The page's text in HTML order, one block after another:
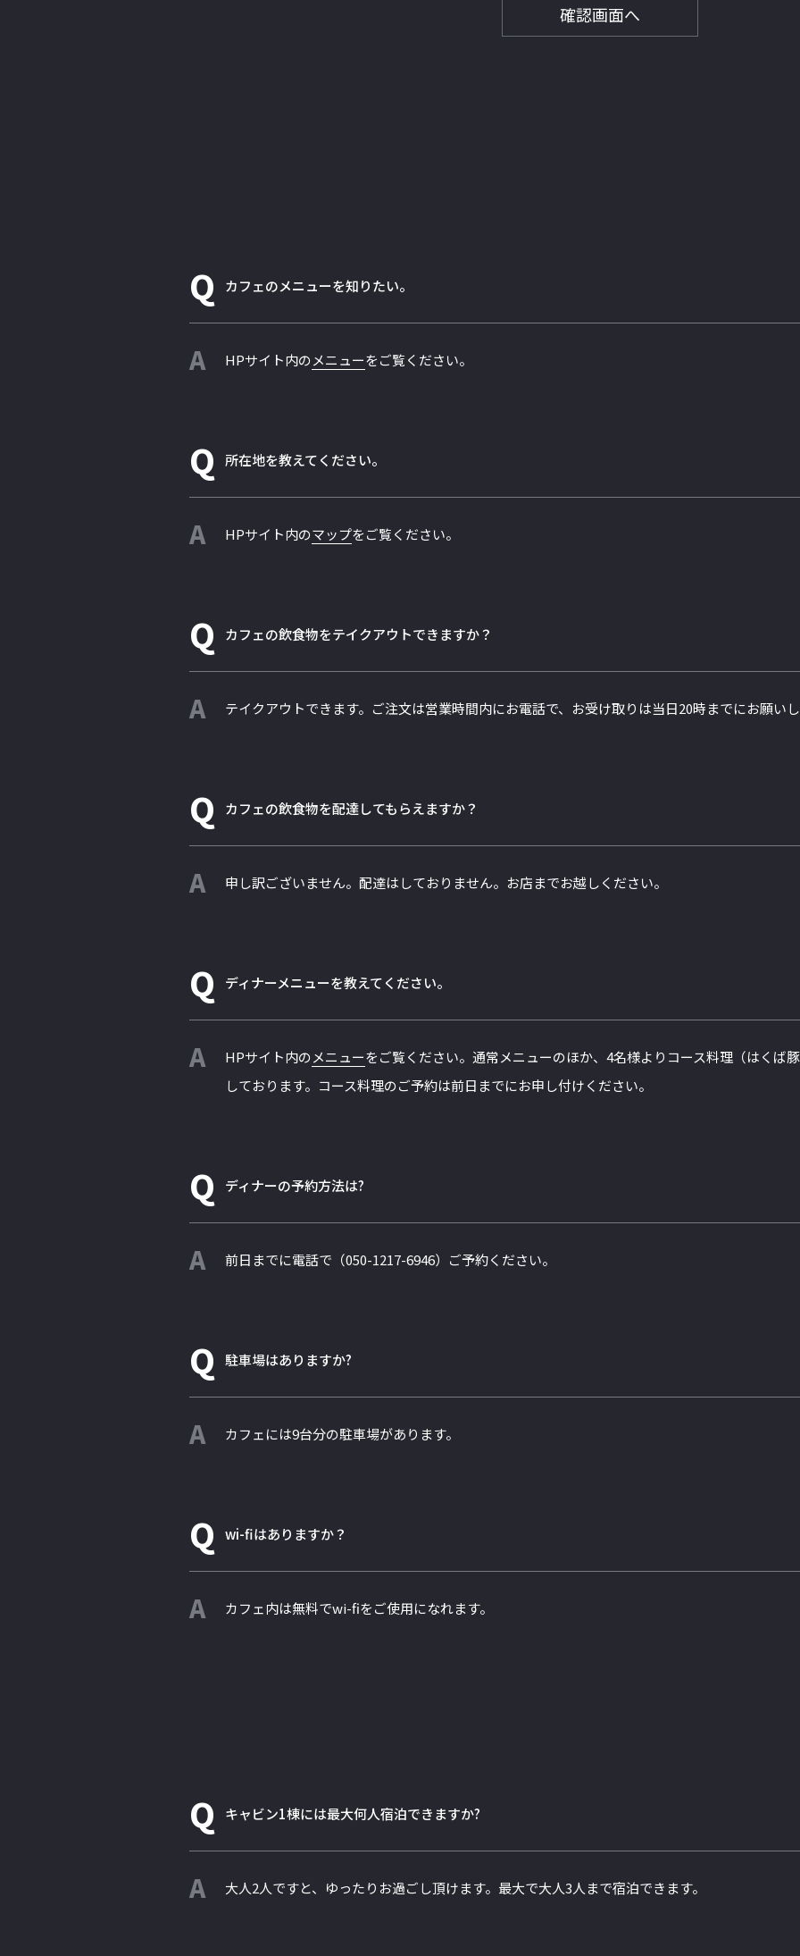
確認画面へ
Q カフェのメニューを知りたい。
A HPサイト内のメニューをご覧ください。
Q 所在地を教えてください。
A HPサイト内のマップをご覧ください。
Q カフェの飲食物をテイクアウトできますか？
A テイクアウトできます。ご注文は営業時間内にお電話で、お受け取りは当日20時までにお願い
Q カフェの飲食物を配達してもらえますか？
A 申し訳ございません。配達はしておりません。お店までお越しください。
Q ディナーメニューを教えてください。
A HPサイト内のメニューをご覧ください。通常メニューのほか、4名様よりコース料理（はくば
しております。コース料理のご予約は前日までにお申し付けください。
Q ディナーの予約方法は?
A 前日までに電話で（050-1217-6946）ご予約ください。
Q 駐車場はありますか?
A カフェには9台分の駐車場があります。
Q wi-fiはありますか？
A カフェ内は無料でwi-fiをご使用になれます。
Q キャビン1棟には最大何人宿泊できますか?
A 大人2人ですと、ゆったりお過ごし頂けます。最大で大人3人まで宿泊できます。